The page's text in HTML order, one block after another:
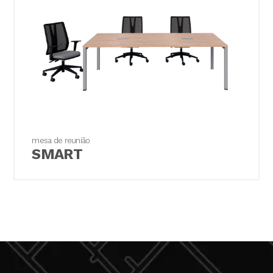
montagem ou instalação incorreta, manutenção
efetuada por terceiros sem prévia autorização
das empresas parceiras;
Fornecimento de medidas erradas por parte do
cliente, aprovadas no projeto executivo;
Remoção ou alteração da etiqueta de
indevido do produto.
conveniência para um fim específico, que não
constem neste termo e que não tenha um termo
oficial da MyOffice, não será considerado em
mesa de reunião
SMART